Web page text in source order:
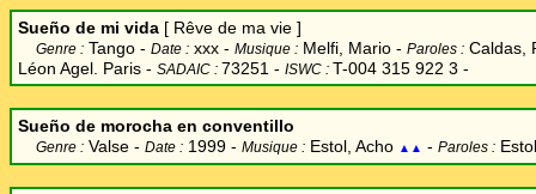
Sueño de mi vida [ Rêve de ma vie ]
Genre : Tango - Date : xxx - Musique : Melfi, Mario - Paroles : Caldas,
Léon Agel. Paris - SADAIC : 73251 - ISWC : T-004 315 922 3 -
Sueño de morocha en conventillo
Genre : Valse - Date : 1999 - Musique : Estol, Acho ▲▲ - Paroles :